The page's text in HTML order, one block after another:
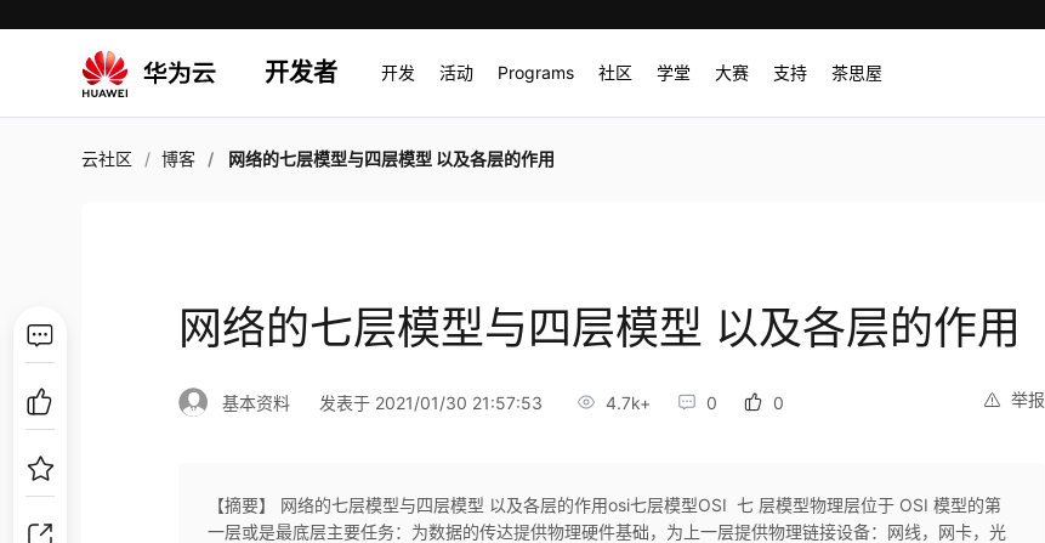
开发者 开发 活动 Programs 社区 学堂 大赛 支持 茶思屋
云社区 博客 网络的七层模型与四层模型 以及各层的作用
网络的七层模型与四层模型 以及各层的作用
举报
基本资料 发表于 2021/01/30 21:57:53 4.7k+ 0 0
【摘要】 网络的七层模型与四层模型 以及各层的作用osi七层模型OSI 七 层模型物理层位于 OSI 模型的第
一层或是最底层主要任务：为数据的传达提供物理硬件基础，为上一层提供物理链接设备：网线，网卡，光